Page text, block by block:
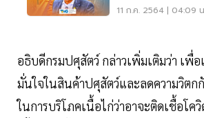
กระบวนการผลิต
11 ก.ค. 2564 | 04:09
อธิบดีกรมปศุสัตว์ กล่าวเพิ่มเติมว่า เพื่อ
มั่นใจในสินค้าปศุสัตว์และลดความวิตก
ในการบริโภคเนื้อไก่ว่าอาจะติดเชื้อโค